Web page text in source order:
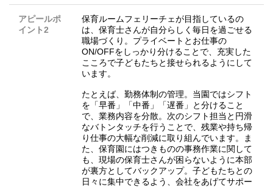
アピールポ
イント2
保育ルームフェリーチェが目指しているの
は、保育士さんが自分らしく毎日を過ごせる
職場づくり。プライベートとお仕事の
ON/OFFをしっかり分けることで、充実した
こころで子どもたちと接せられるようにして
います。
たとえば、勤務体制の管理。当園ではシフト
を「早番」「中番」「遅番」と分けること
で、業務内容を分散。次のシフト担当と円滑
なバトンタッチを行うことで、残業や持ち帰
り仕事の大幅な削減に取り組んでいます。ま
た、保育園にはつきものの事務作業に関して
も、現場の保育士さんが困らないように本部
が裏方としてバックアップ。子どもたちとの
日々に集中できるよう、会社をあげてサポー